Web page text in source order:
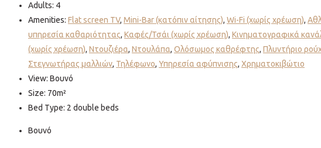
Adults: 4
Amenities: Flat screen TV, Mini-Bar (κατόπιν αίτησης), Wi-Fi (χωρίς χρέωση),
υπηρεσία καθαριότητας, Καφές/Τσάι (χωρίς χρέωση), Κινηματογραφικά
(χωρίς χρέωση), Ντουζιέρα, Ντουλάπα, Ολόσωμος καθρέφτης, Πλυντήριο
Στεγνωτήρας μαλλιών, Τηλέφωνο, Υπηρεσία αφύπνισης, Χρηματοκιβώτιο
View: Βουνό
Size: 70m²
Bed Type: 2 double beds
Βουνό